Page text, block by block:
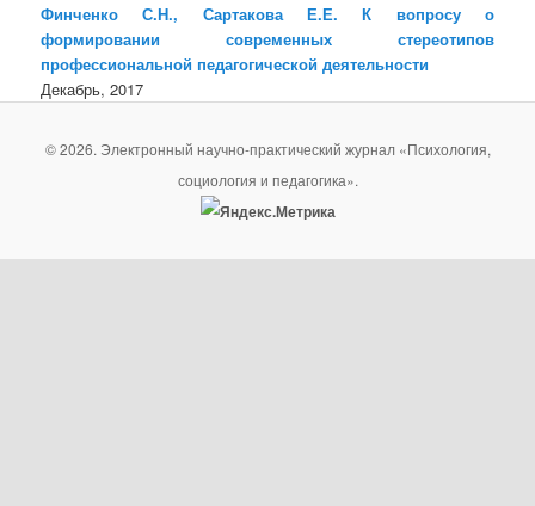
Финченко С.Н., Сартакова Е.Е. К вопросу о
формировании современных стереотипов
профессиональной педагогической деятельности
Декабрь, 2017
© 2026. Электронный научно-практический журнал «Психология,
социология и педагогика».